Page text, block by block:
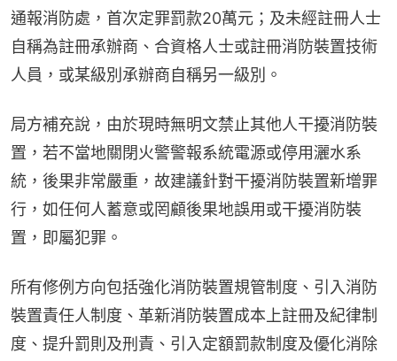
通報消防處，首次定罪罰款20萬元；及未經註冊人士
自稱為註冊承辦商、合資格人士或註冊消防裝置技術
人員，或某級別承辦商自稱另一級別。
局方補充說，由於現時無明文禁止其他人干擾消防裝
置，若不當地關閉火警警報系統電源或停用灑水系
統，後果非常嚴重，故建議針對干擾消防裝置新增罪
行，如任何人蓄意或罔顧後果地誤用或干擾消防裝
置，即屬犯罪。
所有修例方向包括強化消防裝置規管制度、引入消防
裝置責任人制度、革新消防裝置成本上註冊及紀律制
度、提升罰則及刑責、引入定額罰款制度及優化消除